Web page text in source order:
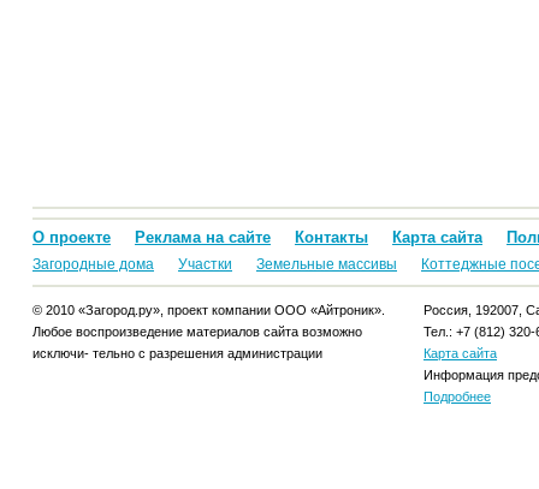
О проекте Реклама на сайте Контакты Карта сайта
Загородные дома Участки Земельные массивы Коттеджные
© 2010 «Загород.ру», проект компании ООО «Айтроник».
Любое воспроизведение материалов сайта возможно
исключи- тельно с разрешения администрации
Россия, 192007,
Тел.: +7 (812) 320-
Карта сайта
Информация
Подробнее